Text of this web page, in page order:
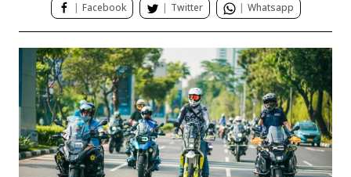
| Facebook | Twitter | Whatsapp